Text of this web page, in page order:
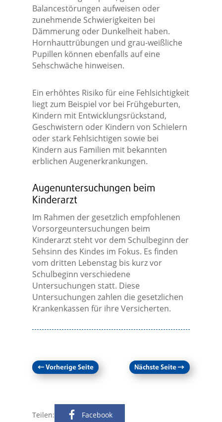
Balancestörungen aufweisen oder
zunehmende Schwierigkeiten bei
Dämmerung oder Dunkelheit haben.
Hornhauttrübungen und grau-weißliche
Pupillen können ebenfalls auf eine
Sehschwäche hinweisen.
Ein erhöhtes Risiko für eine Fehlsichtigkeit
liegt zum Beispiel vor bei Frühgeburten,
Kindern mit Entwicklungsrückstand,
Geschwistern oder Kindern von Schielern
oder stark Fehlsichtigen sowie bei
Kindern aus Familien mit bekannten
erblichen Augenerkrankungen.
Augenuntersuchungen beim
Kinderarzt
Im Rahmen der gesetzlich empfohlenen
Vorsorgeuntersuchungen beim
Kinderarzt steht vor dem Schulbeginn der
Sehsinn des Kindes im Fokus. Es finden
vom dritten Lebenstag bis kurz vor
Schulbeginn verschiedene
Untersuchungen statt. Diese
Untersuchungen zahlen die gesetzlichen
Krankenkassen für ihre Versicherten.
←Vorherige Seite Nächste Seite→
Teilen: Facebook